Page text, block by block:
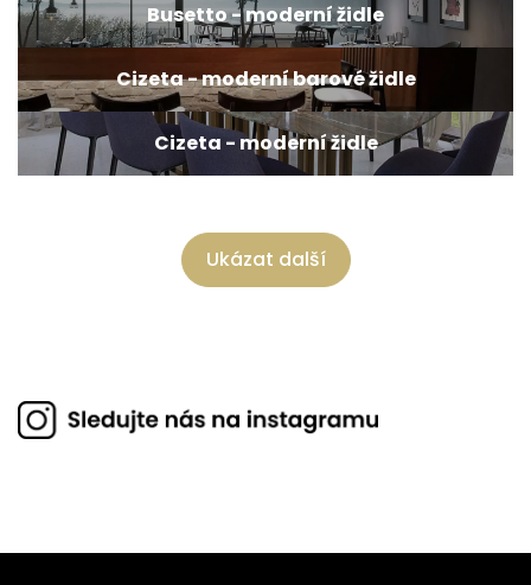
Busetto - moderní židle
Cizeta - moderní barové židle
Cizeta - moderní židle
Ukázat další